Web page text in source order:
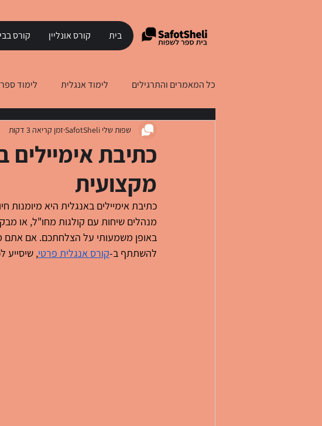
בית קורס אונליין קורס
כל המאמרים והתרגילים לימוד אנגלית לימוד
לימוד עברית לדוברי רוסית לימוד יוונית
כתיבת
מקצועית
שפות שלי SafotSheli זמן קריאה 3 דקות
כתיבת אימיילים באנגלית היא מיומנות
מנהלים שיחות עם קולגות מחו"ל, או
באופן משמעותי על הצלחתכם. אם אתם
להשתתף ב-קורס אנגלית פרטי, שיסייע